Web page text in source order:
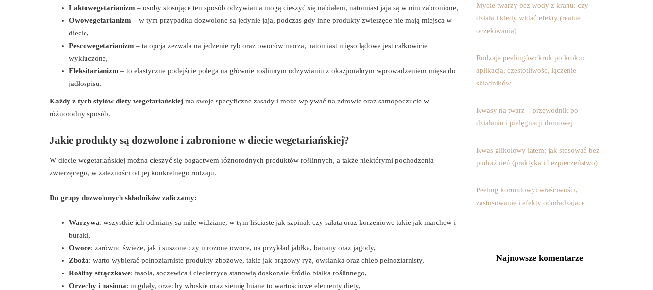
Laktowegetarianizm – osoby stosujące ten sposób odżywiania mogą cieszyć się nabiałem, natomiast jaja są w nim zabronione,
Owowegetarianizm – w tym przypadku dozwolone są jedynie jaja, podczas gdy inne produkty zwierzęce nie mają miejsca w
diecie,
Pescowegetarianizm – ta opcja zezwala na jedzenie ryb oraz owoców morza, natomiast mięso lądowe jest całkowicie
wykluczone,
Fleksitarianizm – to elastyczne podejście polega na głównie roślinnym odżywianiu z okazjonalnym wprowadzeniem mięsa do
jadłospisu.
Każdy z tych stylów diety wegetariańskiej ma swoje specyficzne zasady i może wpływać na zdrowie oraz samopoczucie w
różnorodny sposób.
Jakie produkty są dozwolone i zabronione w diecie wegetariańskiej?
W diecie wegetariańskiej można cieszyć się bogactwem różnorodnych produktów roślinnych, a także niektórymi pochodzenia
zwierzęcego, w zależności od jej konkretnego rodzaju.
Do grupy dozwolonych składników zaliczamy:
Warzywa: wszystkie ich odmiany są mile widziane, w tym liściaste jak szpinak czy sałata oraz korzeniowe takie jak marchew i
buraki,
Owoce: zarówno świeże, jak i suszone czy mrożone owoce, na przykład jabłka, banany oraz jagody,
Zboża: warto wybierać pełnoziarniste produkty zbożowe, takie jak brązowy ryż, owsianka oraz chleb pełnoziarnisty,
Rośliny strączkowe: fasola, soczewica i ciecierzyca stanowią doskonałe źródło białka roślinnego,
Orzechy i nasiona: migdały, orzechy włoskie oraz siemię lniane to wartościowe elementy diety,
Mycie twarzy bez wody z kranu: czy
działa i kiedy widać efekty (realne
oczekiwania)
Rodzaje peelingów: krok po kroku:
aplikacja, częstotliwość, łączenie
składników
Kwasy na twarz – przewodnik po
działaniu i pielęgnacji domowej
Kwas glikolowy latem: jak stosować bez
podrażnień (praktyka i bezpieczeństwo)
Peeling korundowy: właściwości,
zastosowanie i efekty odmładzające
Najnowsze komentarze